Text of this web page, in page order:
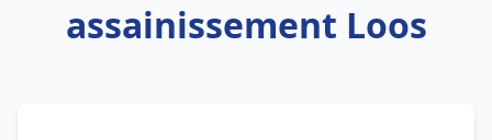
assainissement Loos